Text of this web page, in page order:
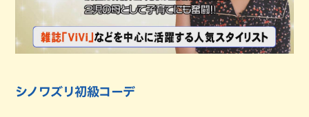
シノワズリ初級コーデ